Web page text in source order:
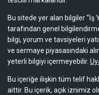
Bu sitede yer alan bilgiler “İş
tarafından genel bilgilendirme
bilgi, yorum ve tavsiyeleri
ve sermaye piyasasındaki
yeterli bilgiyi içermeyebilir.
Bu içeriğe ilişkin tüm telif
aittir. Bu içerik, açık iznimiz